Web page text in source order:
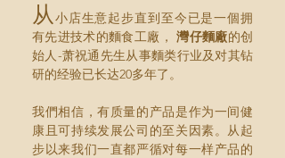
从小店生意起步直到至今已是一個拥
有先进技术的麵食工廠， 灣仔麵廠的创
始人-萧祝通先生从事麵类行业及对其钻
研的经验已长达20多年了。
我們相信，有质量的产品是作为一间健
康且可持续发展公司的至关因素。从起
步以来我们一直都严循对每一样产品的